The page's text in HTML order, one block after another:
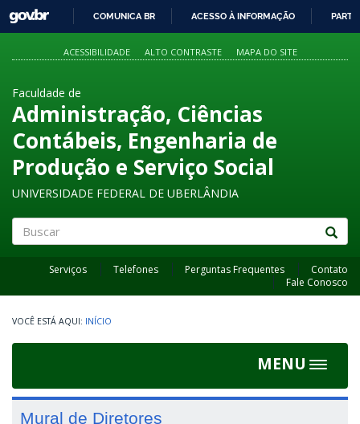
PARA
O
GOVBR
COMUNICA BR ACESSO À INFORMAÇÃO
ACESSIBILIDADE ALTO CONTRASTE MAPA DO SITE
Faculdade de
Administração, Ciências
Contábeis, Engenharia de
Produção e Serviço Social
UNIVERSIDADE FEDERAL DE UBERLÂNDIA
Serviços Telefones Perguntas Frequentes
Contato
Fale Conosco
INÍCIO
MENU
Toggle
Mural de Diretores